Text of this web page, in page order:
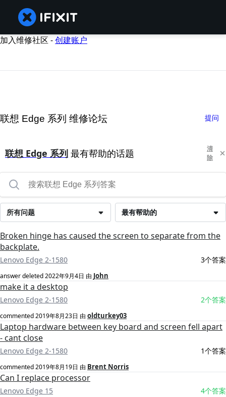
加入维修社区 -创建账户
联想 Edge 系列 维修论坛 提问
联想 Edge 系列 最有帮助的话题
清
除
最有帮助的
所有问题
Broken hinge has caused the screen to separate from the
backplate.
Lenovo Edge 2-1580 3个答案
answer deleted2022年9月4日 由 John
make it a desktop
Lenovo Edge 2-1580 2个答案
commented2019年8月23日 由 oldturkey03
Laptop hardware between key board and screen fell apart
- cant close
Lenovo Edge 2-1580 1个答案
commented2019年8月19日 由 Brent Norris
Can I replace processor
Lenovo Edge 15 4个答案